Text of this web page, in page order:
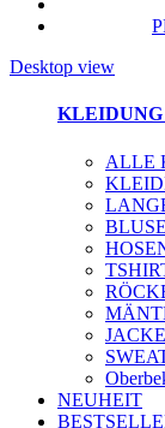
Desktop view
KLEIDUNG
ALLE
NEUHEIT